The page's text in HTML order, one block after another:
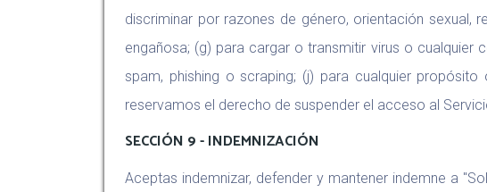
discriminar por razones de género, orientación sexual,
engañosa; (g) para cargar o transmitir virus o
spam, phishing o scraping; (j) para cualquier
reservamos el derecho de suspender el acceso al
SECCIÓN 9 - INDEMNIZACIÓN
Aceptas indemnizar, defender y mantener indemne a